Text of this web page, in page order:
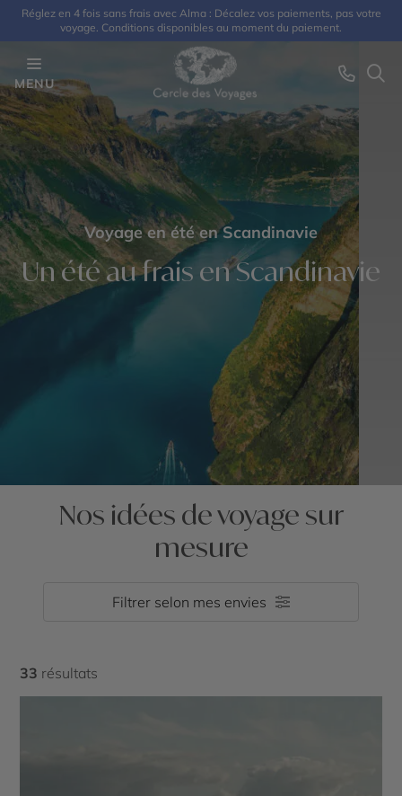
Réglez en 4 fois sans frais avec Alma : Décalez vos paiements, pas votre
voyage. Conditions disponibles au moment du paiement.
MENU
Voyage en été en Scandinavie
Un été au frais en Scandinavie
Nos idées de voyage sur
mesure
Filtrer selon mes envies
33 résultats